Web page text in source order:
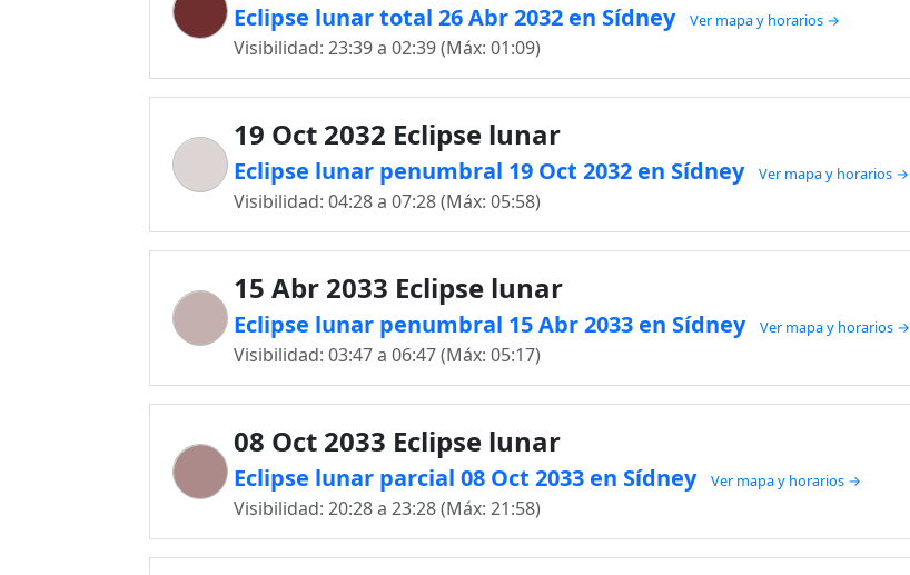
Eclipse lunar total 26 Abr 2032 en Sídney Ver mapa y horarios →
Visibilidad: 23:39 a 02:39 (Máx: 01:09)
19 Oct 2032 Eclipse lunar
Eclipse lunar penumbral 19 Oct 2032 en Sídney Ver mapa y horarios →
Visibilidad: 04:28 a 07:28 (Máx: 05:58)
15 Abr 2033 Eclipse lunar
Eclipse lunar penumbral 15 Abr 2033 en Sídney Ver mapa y horarios →
Visibilidad: 03:47 a 06:47 (Máx: 05:17)
08 Oct 2033 Eclipse lunar
Eclipse lunar parcial 08 Oct 2033 en Sídney Ver mapa y horarios →
Visibilidad: 20:28 a 23:28 (Máx: 21:58)